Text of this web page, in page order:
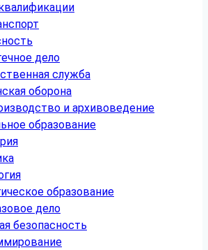
дело
служба
оборона
и архивоведение
образование
образование
дело
безопасность